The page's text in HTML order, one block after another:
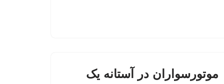
موتورسواران در آستانه یک